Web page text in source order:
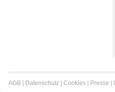
AGB Datenschutz Cookies Presse